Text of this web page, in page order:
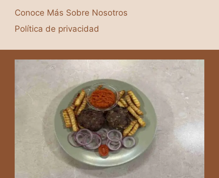
Conoce Más Sobre Nosotros
Política de privacidad